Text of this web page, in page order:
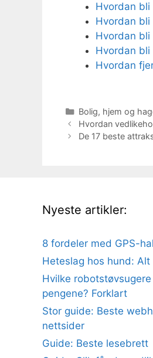
Hvordan
Hvordan
Hvordan
Hvordan
Hvordan
Kategorier
Bolig, hjem og
Hvordan
De 17 beste
Nyeste artikler:
8 fordeler med GPS-
Heteslag hos hund:
Hvilke
pengene? Forklart
Stor guide: Beste
nettsider
Guide: Beste lesebrett